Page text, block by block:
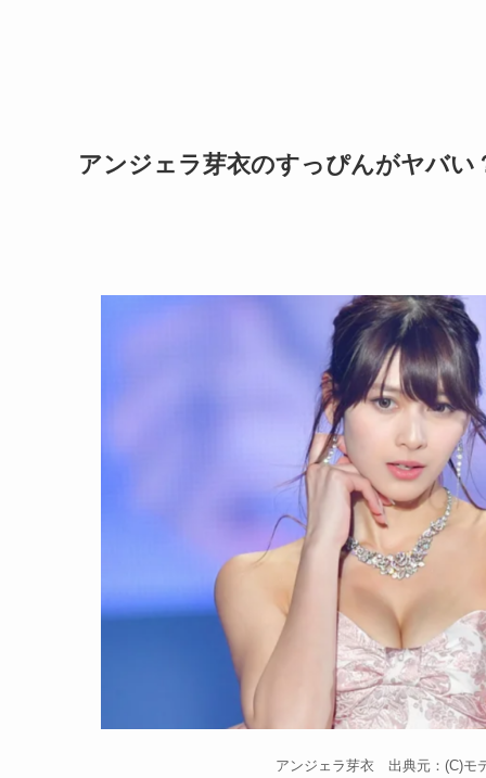
アンジェラ芽衣のすっぴんがヤバい
アンジェラ芽衣 出典元：(C)モ